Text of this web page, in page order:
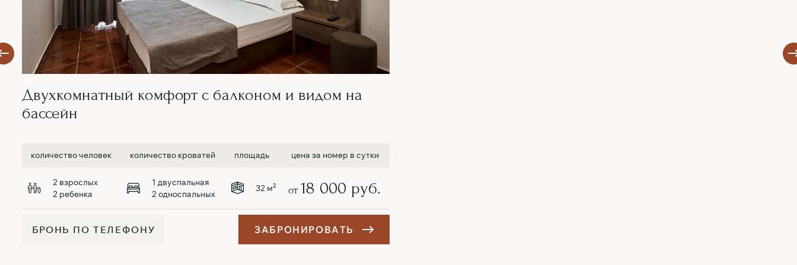
Двухкомнатный комфорт с балконом и видом на
бассейн
количество человек количество кроватей площадь цена за номер в сутки
2 взрослых
2 ребенка
1 двуспальная
2 односпальных
32 м2 от 18 000 руб.
БРОНЬ П О ТЕЛ Е ФОНУ ЗАБ РОН ИРОВАТЬ